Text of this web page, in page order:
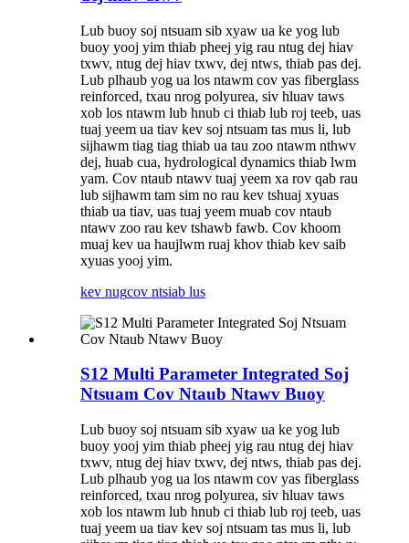
Lub buoy soj ntsuam sib xyaw ua ke yog lub
buoy yooj yim thiab pheej yig rau ntug dej hiav
txwv, ntug dej hiav txwv, dej ntws, thiab pas dej.
Lub plhaub yog ua los ntawm cov yas fiberglass
reinforced, txau nrog polyurea, siv hluav taws
xob los ntawm lub hnub ci thiab lub roj teeb, uas
tuaj yeem ua tiav kev soj ntsuam tas mus li, lub
sijhawm tiag tiag thiab ua tau zoo ntawm nthwv
dej, huab cua, hydrological dynamics thiab lwm
yam. Cov ntaub ntawv tuaj yeem xa rov qab rau
lub sijhawm tam sim no rau kev tshuaj xyuas
thiab ua tiav, uas tuaj yeem muab cov ntaub
ntawv zoo rau kev tshawb fawb. Cov khoom
muaj kev ua haujlwm ruaj khov thiab kev saib
xyuas yooj yim.
kev nugcov ntsiab lus
S12 Multi Parameter Integrated Soj
Ntsuam Cov Ntaub Ntawv Buoy
Lub buoy soj ntsuam sib xyaw ua ke yog lub
buoy yooj yim thiab pheej yig rau ntug dej hiav
txwv, ntug dej hiav txwv, dej ntws, thiab pas dej.
Lub plhaub yog ua los ntawm cov yas fiberglass
reinforced, txau nrog polyurea, siv hluav taws
xob los ntawm lub hnub ci thiab lub roj teeb, uas
tuaj yeem ua tiav kev soj ntsuam tas mus li, lub